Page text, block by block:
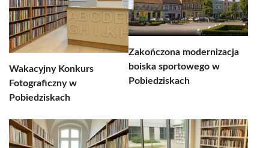
Wakacyjny Konkurs
Fotograficzny w
Pobiedziskach
Zakończona modernizacja
boiska sportowego w
Pobiedziskach